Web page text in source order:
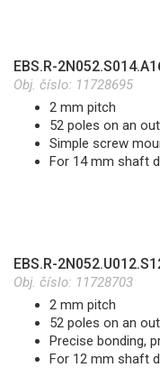
EBS.R-
Obj. číslo: 11728695
2 mm pitch
52 poles on an
Simple screw
For 14 mm shaft
EBS.R-
Obj. číslo: 11728703
2 mm pitch
52 poles on an
Precise bonding,
For 12 mm shaft